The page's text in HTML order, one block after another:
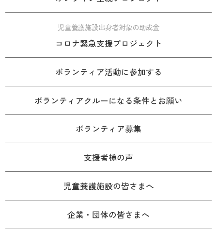
児童養護施設出身者対象の助成金
コロナ緊急支援プロジェクト
ボランティア活動に参加する
ボランティアクルーになる条件とお願い
ボランティア募集
支援者様の声
児童養護施設の皆さまへ
企業・団体の皆さまへ